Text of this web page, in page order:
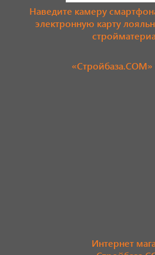
Наведите камеру
электронную карту
«Стройбаза.COM»
Интернет